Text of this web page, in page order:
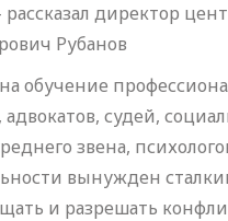
директор
Рубанов
обучение
судей,
звена,
вынужден
и разрешать